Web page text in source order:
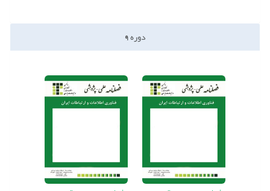
دوره9